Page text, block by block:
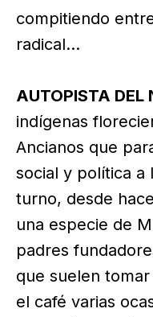
compitiendo
radical…
AUTOPISTA DEL
indígenas
Ancianos que
social y política a
turno, desde
una especie de
padres
que suelen
el café varias